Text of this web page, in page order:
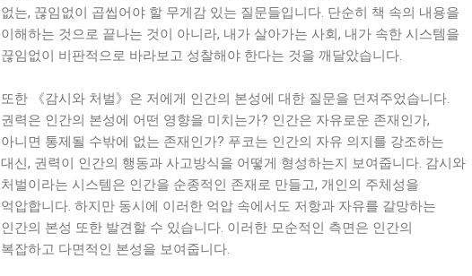
없는, 끊임없이 곱씹어야 할 무게감 있는 질문들입니다. 단순히 책 속의 내용을
이해하는 것으로 끝나는 것이 아니라, 내가 살아가는 사회, 내가 속한 시스템을
끊임없이 비판적으로 바라보고 성찰해야 한다는 것을 깨달았습니다.
또한 《감시와 처벌》은 저에게 인간의 본성에 대한 질문을 던져주었습니다.
권력은 인간의 본성에 어떤 영향을 미치는가? 인간은 자유로운 존재인가,
아니면 통제될 수밖에 없는 존재인가? 푸코는 인간의 자유 의지를 강조하는
대신, 권력이 인간의 행동과 사고방식을 어떻게 형성하는지 보여줍니다. 감시와
처벌이라는 시스템은 인간을 순종적인 존재로 만들고, 개인의 주체성을
억압합니다. 하지만 동시에 이러한 억압 속에서도 저항과 자유를 갈망하는
인간의 본성 또한 발견할 수 있습니다. 이러한 모순적인 측면은 인간의
복잡하고 다면적인 본성을 보여줍니다.